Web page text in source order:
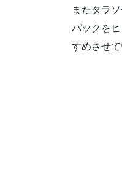
またタラ
パックを
すめさせ